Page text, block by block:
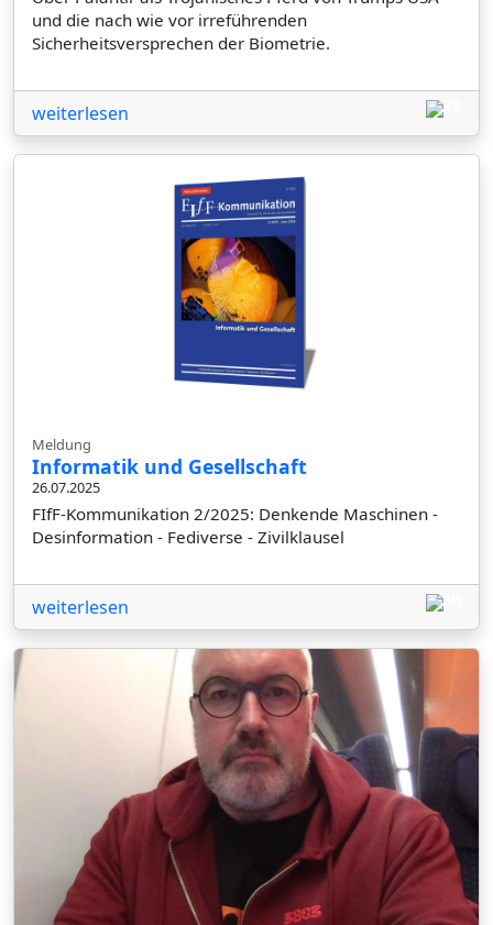
und die nach wie vor irreführenden
Sicherheitsversprechen der Biometrie.
weiterlesen
Meldung
Informatik und Gesellschaft
26.07.2025
FIfF-Kommunikation 2/2025: Denkende Maschinen -
Desinformation - Fediverse - Zivilklausel
weiterlesen